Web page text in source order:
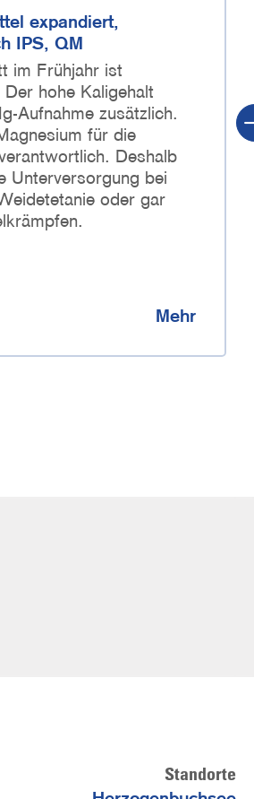
expandiert,
IPS, QM
im Frühjahr ist
hohe Kaligehalt
Aufnahme zusätzlich.
für die
Deshalb
Unterversorgung bei
oder gar
Mehr
Standorte